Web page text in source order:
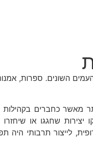
השונים. ספרות,
מאשר כחברים
שחגגו או
לייצור תרבותי היה